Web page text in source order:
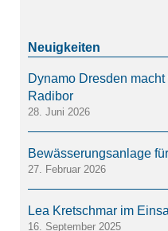
Dynamo Dresden
Radibor
28. Juni 2026
Bewässerungsanlage
27. Februar 2026
Lea Kretschmar im
16. September 2025